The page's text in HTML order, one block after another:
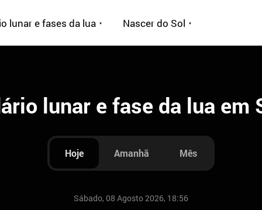
lunar e fases da lua Nascer do Sol
lunar e fase da lua em
Hoje Amanhã Mês
Sábado, 08 Agosto 2026, 18:56